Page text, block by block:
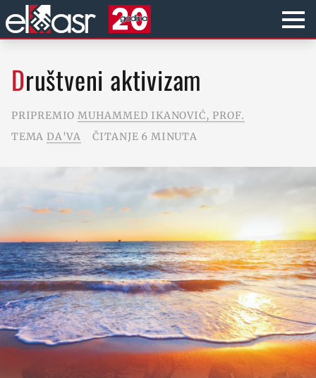
Društveni aktivizam
PRIPREMIO MUHAMMED IKANOVIĆ, PROF.
TEMA DA'VA ČITANJE 6 MINUTA